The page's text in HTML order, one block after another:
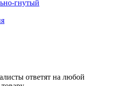
гнутый
ответят на любой